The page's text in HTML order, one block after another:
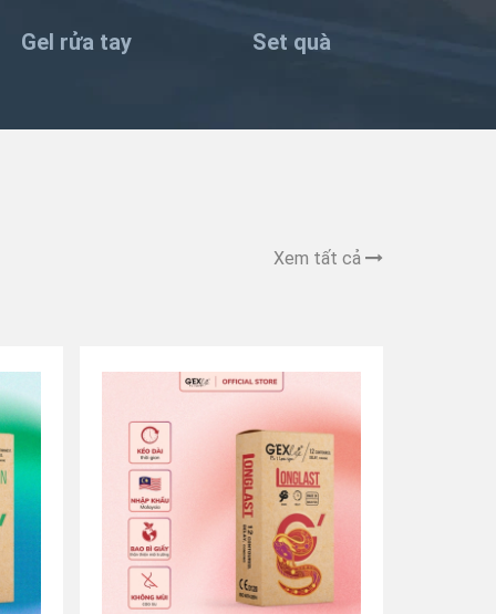
Gel rửa tay Set quà
Xem tất cả